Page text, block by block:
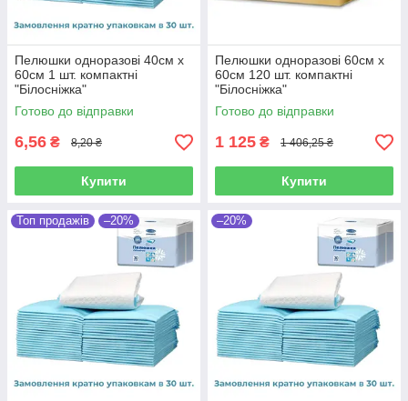
Пелюшки одноразові 40см х
60см 1 шт. компактні
"Білосніжка"
Готово до відправки
6,56 ₴ 8,20 ₴
Купити
Пелюшки одноразові 60см х
60см 120 шт. компактні
"Білосніжка"
Готово до відправки
1 125 ₴ 1 406,25 ₴
Купити
Топ продажів –20% –20%